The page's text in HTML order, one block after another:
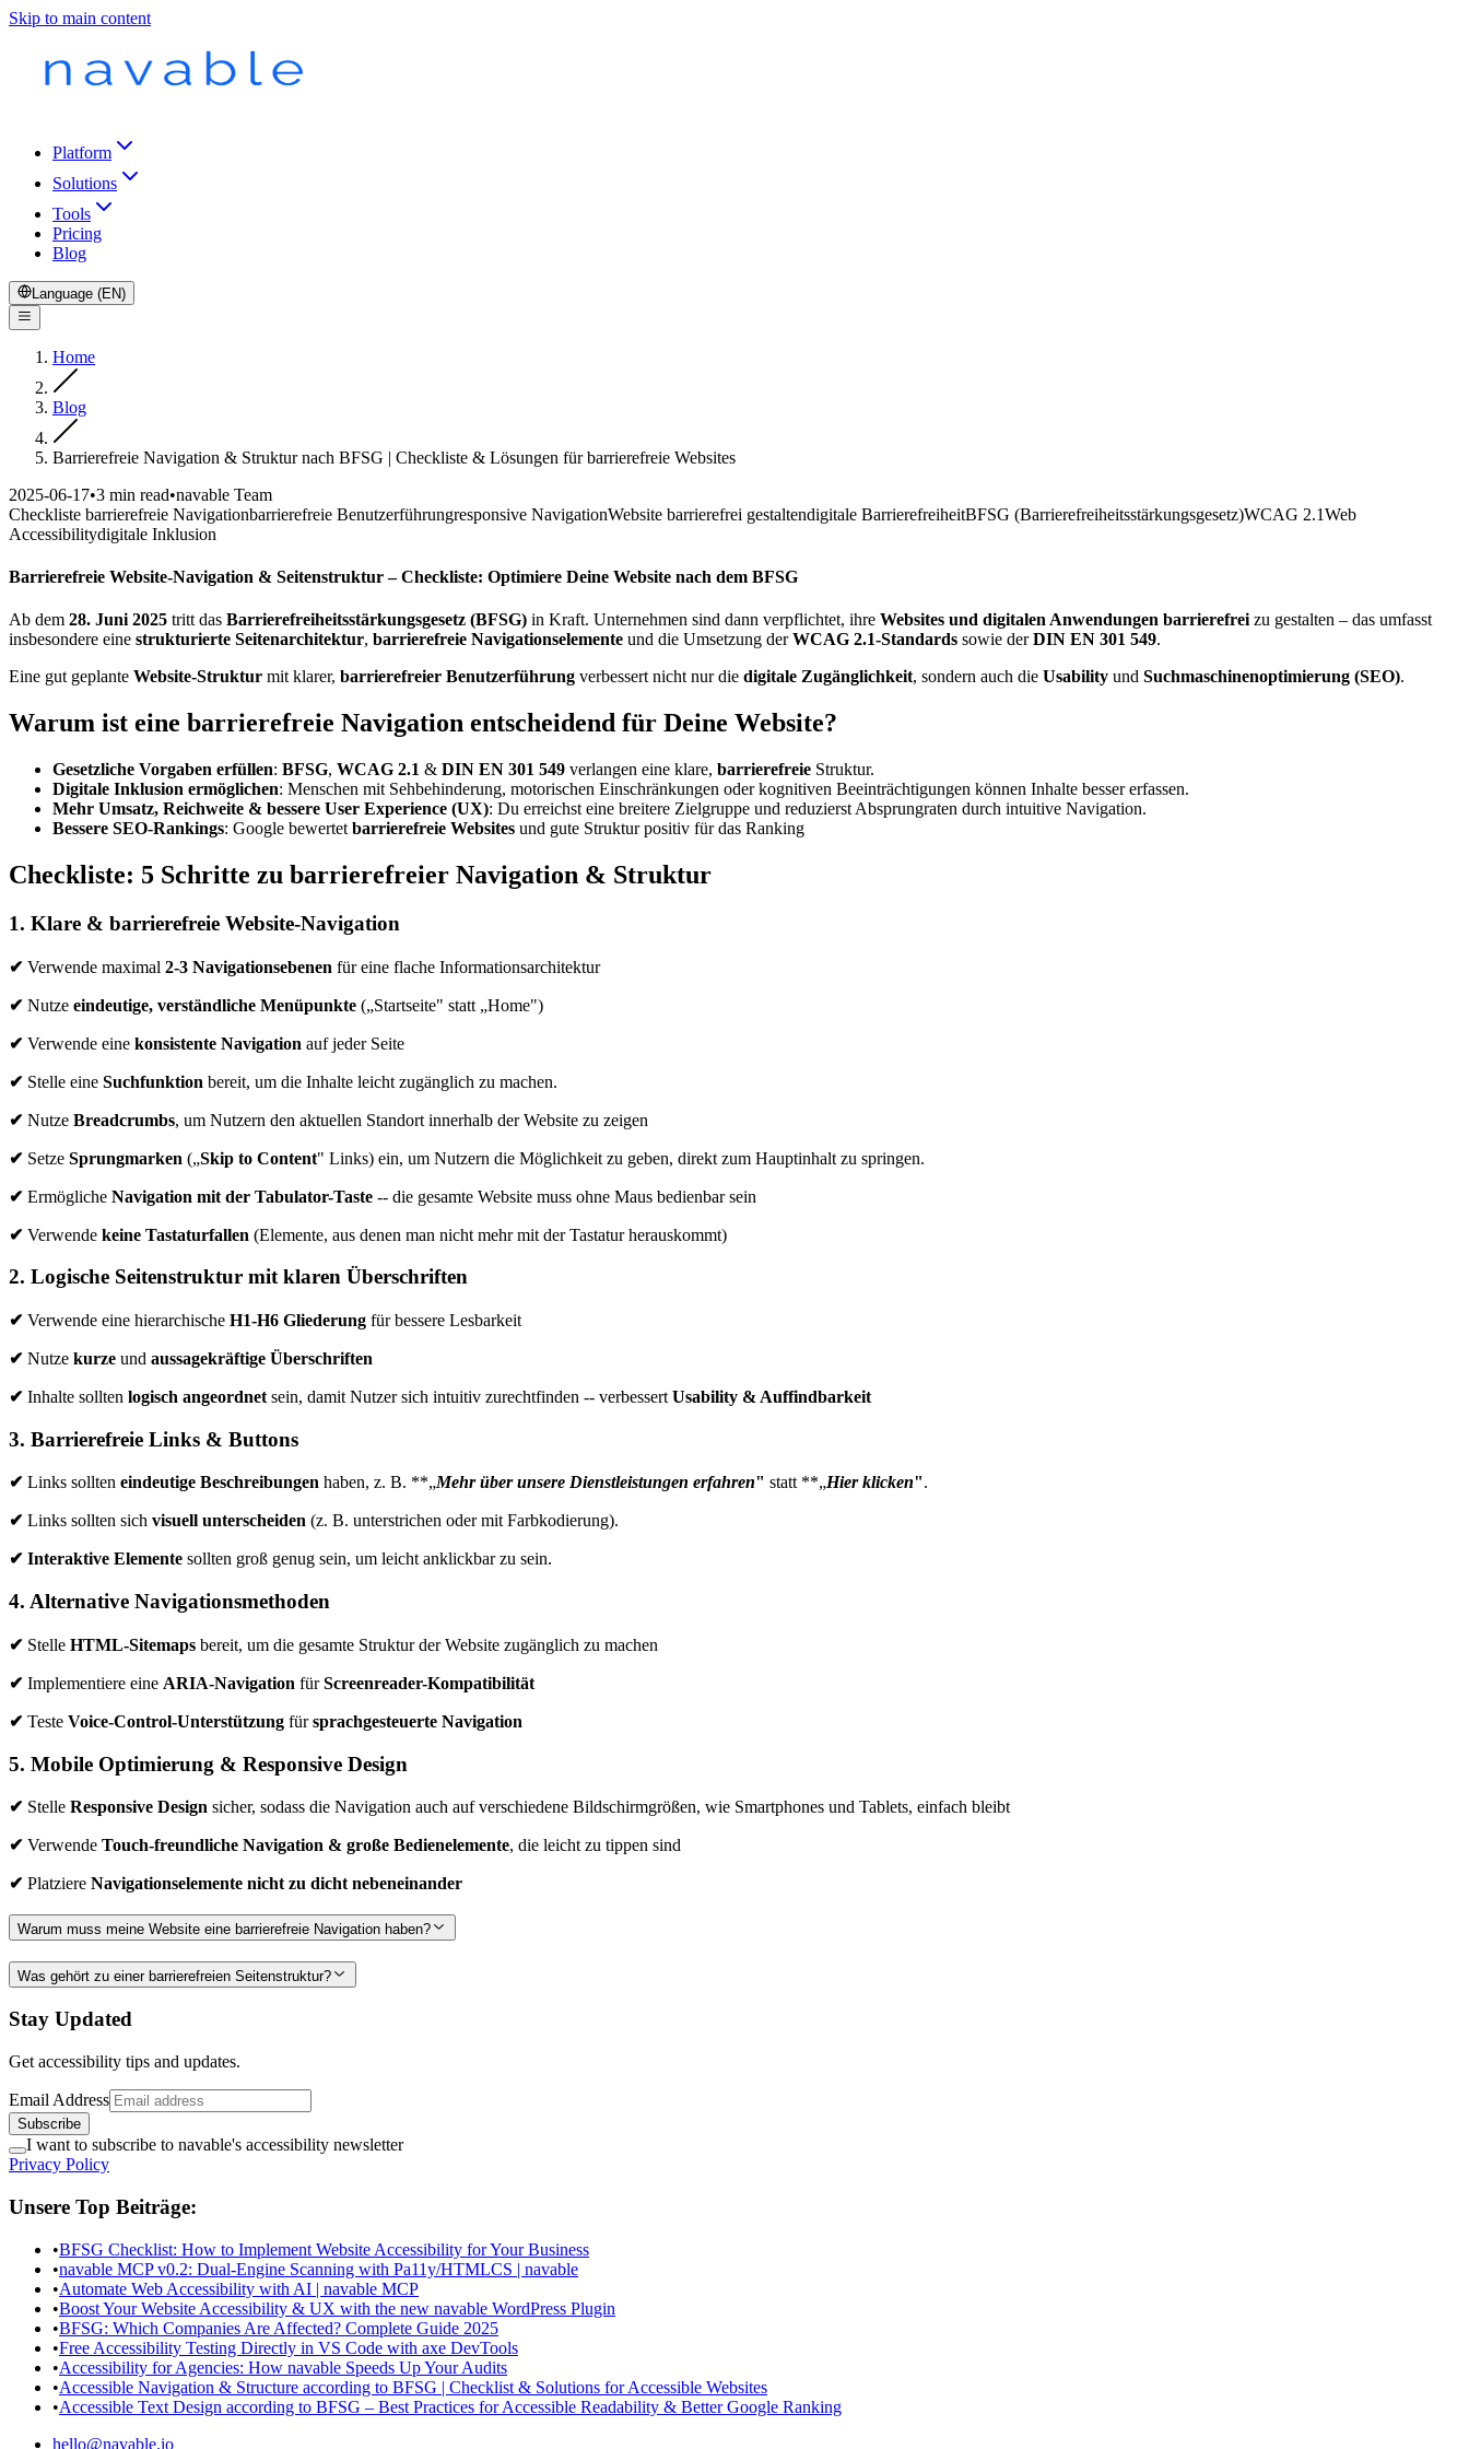
Skip to main content
Platform
Solutions
Tools
Pricing
Blog
Language (EN)
Home
Blog
Barrierefreie Navigation & Struktur nach BFSG | Checkliste & Lösungen für barrierefreie Websites
2025-06-17•3 min read•navable Team
Checkliste barrierefreie Navigationbarrierefreie Benutzerführungresponsive NavigationWebsite barrierefrei gestaltendigitale BarrierefreiheitBFSG (Barrierefreiheitsstärkungsgesetz)WCAG 2.1Web
Accessibilitydigitale Inklusion
Barrierefreie Website-Navigation & Seitenstruktur – Checkliste: Optimiere Deine Website nach dem BFSG
Ab dem 28. Juni 2025 tritt das Barrierefreiheitsstärkungsgesetz (BFSG) in Kraft. Unternehmen sind dann verpflichtet, ihre Websites und digitalen Anwendungen barrierefrei zu gestalten – das umfasst
insbesondere eine strukturierte Seitenarchitektur, barrierefreie Navigationselemente und die Umsetzung derWCAG 2.1-Standards sowie derDIN EN 301 549.
Eine gut geplante Website-Struktur mit klarer, barrierefreier Benutzerführung verbessert nicht nur die digitale Zugänglichkeit, sondern auch die Usability und Suchmaschinenoptimierung (SEO).
Warum ist eine barrierefreie Navigation entscheidend für Deine Website?
Gesetzliche Vorgaben erfüllen: BFSG, WCAG 2.1 & DIN EN 301 549 verlangen eine klare, barrierefreie Struktur.
Digitale Inklusion ermöglichen: Menschen mit Sehbehinderung, motorischen Einschränkungen oder kognitiven Beeinträchtigungen können Inhalte besser erfassen.
Mehr Umsatz, Reichweite & bessere User Experience (UX): Du erreichst eine breitere Zielgruppe und reduzierst Absprungraten durch intuitive Navigation.
Bessere SEO-Rankings: Google bewertet barrierefreie Websites und gute Struktur positiv für das Ranking
Checkliste: 5 Schritte zu barrierefreier Navigation & Struktur
1. Klare & barrierefreie Website-Navigation
✔ Verwende maximal 2-3 Navigationsebenen für eine flache Informationsarchitektur
✔ Nutze eindeutige, verständliche Menüpunkte („Startseite" statt „Home")
✔ Verwende eine konsistente Navigation auf jeder Seite
✔ Stelle eine Suchfunktion bereit, um die Inhalte leicht zugänglich zu machen.
✔ Nutze Breadcrumbs, um Nutzern den aktuellen Standort innerhalb der Website zu zeigen
✔ Setze Sprungmarken („Skip to Content" Links) ein, um Nutzern die Möglichkeit zu geben, direkt zum Hauptinhalt zu springen.
✔ Ermögliche Navigation mit der Tabulator-Taste -- die gesamte Website muss ohne Maus bedienbar sein
✔ Verwende keine Tastaturfallen (Elemente, aus denen man nicht mehr mit der Tastatur herauskommt)
2. Logische Seitenstruktur mit klaren Überschriften
✔ Verwende eine hierarchische H1-H6 Gliederung für bessere Lesbarkeit
✔ Nutze kurze und aussagekräftige Überschriften
✔ Inhalte sollten logisch angeordnet sein, damit Nutzer sich intuitiv zurechtfinden -- verbessert Usability & Auffindbarkeit
3. Barrierefreie Links & Buttons
✔ Links sollten eindeutige Beschreibungen haben, z. B. **„Mehr über unsere Dienstleistungen erfahren" statt **„Hier klicken".
✔ Links sollten sich visuell unterscheiden (z. B. unterstrichen oder mit Farbkodierung).
✔ Interaktive Elemente sollten groß genug sein, um leicht anklickbar zu sein.
4. Alternative Navigationsmethoden
✔ Stelle HTML-Sitemaps bereit, um die gesamte Struktur der Website zugänglich zu machen
✔ Implementiere eine ARIA-Navigation fürScreenreader-Kompatibilität
✔ Teste Voice-Control-Unterstützung fürsprachgesteuerte Navigation
5. Mobile Optimierung & Responsive Design
✔ Stelle Responsive Design sicher, sodass die Navigation auch auf verschiedene Bildschirmgrößen, wie Smartphones und Tablets, einfach bleibt
✔ Verwende Touch-freundliche Navigation & große Bedienelemente, die leicht zu tippen sind
✔ Platziere Navigationselemente nicht zu dicht nebeneinander
Warum muss meine Website eine barrierefreie Navigation haben?
Was gehört zu einer barrierefreien Seitenstruktur?
Stay Updated
Get accessibility tips and updates.
Email Address
Subscribe
I want to subscribe to navable's accessibility newsletter
Privacy Policy
Unsere Top Beiträge:
•BFSG Checklist: How to Implement Website Accessibility for Your Business
•navable MCP v0.2: Dual-Engine Scanning with Pa11y/HTMLCS | navable
•Automate Web Accessibility with AI | navable MCP
•Boost Your Website Accessibility & UX with the new navable WordPress Plugin
•BFSG: Which Companies Are Affected? Complete Guide 2025
•Free Accessibility Testing Directly in VS Code with axe DevTools
•Accessibility for Agencies: How navable Speeds Up Your Audits
•Accessible Navigation & Structure according to BFSG | Checklist & Solutions for Accessible Websites
•Accessible Text Design according to BFSG – Best Practices for Accessible Readability & Better Google Ranking
hello@navable.io